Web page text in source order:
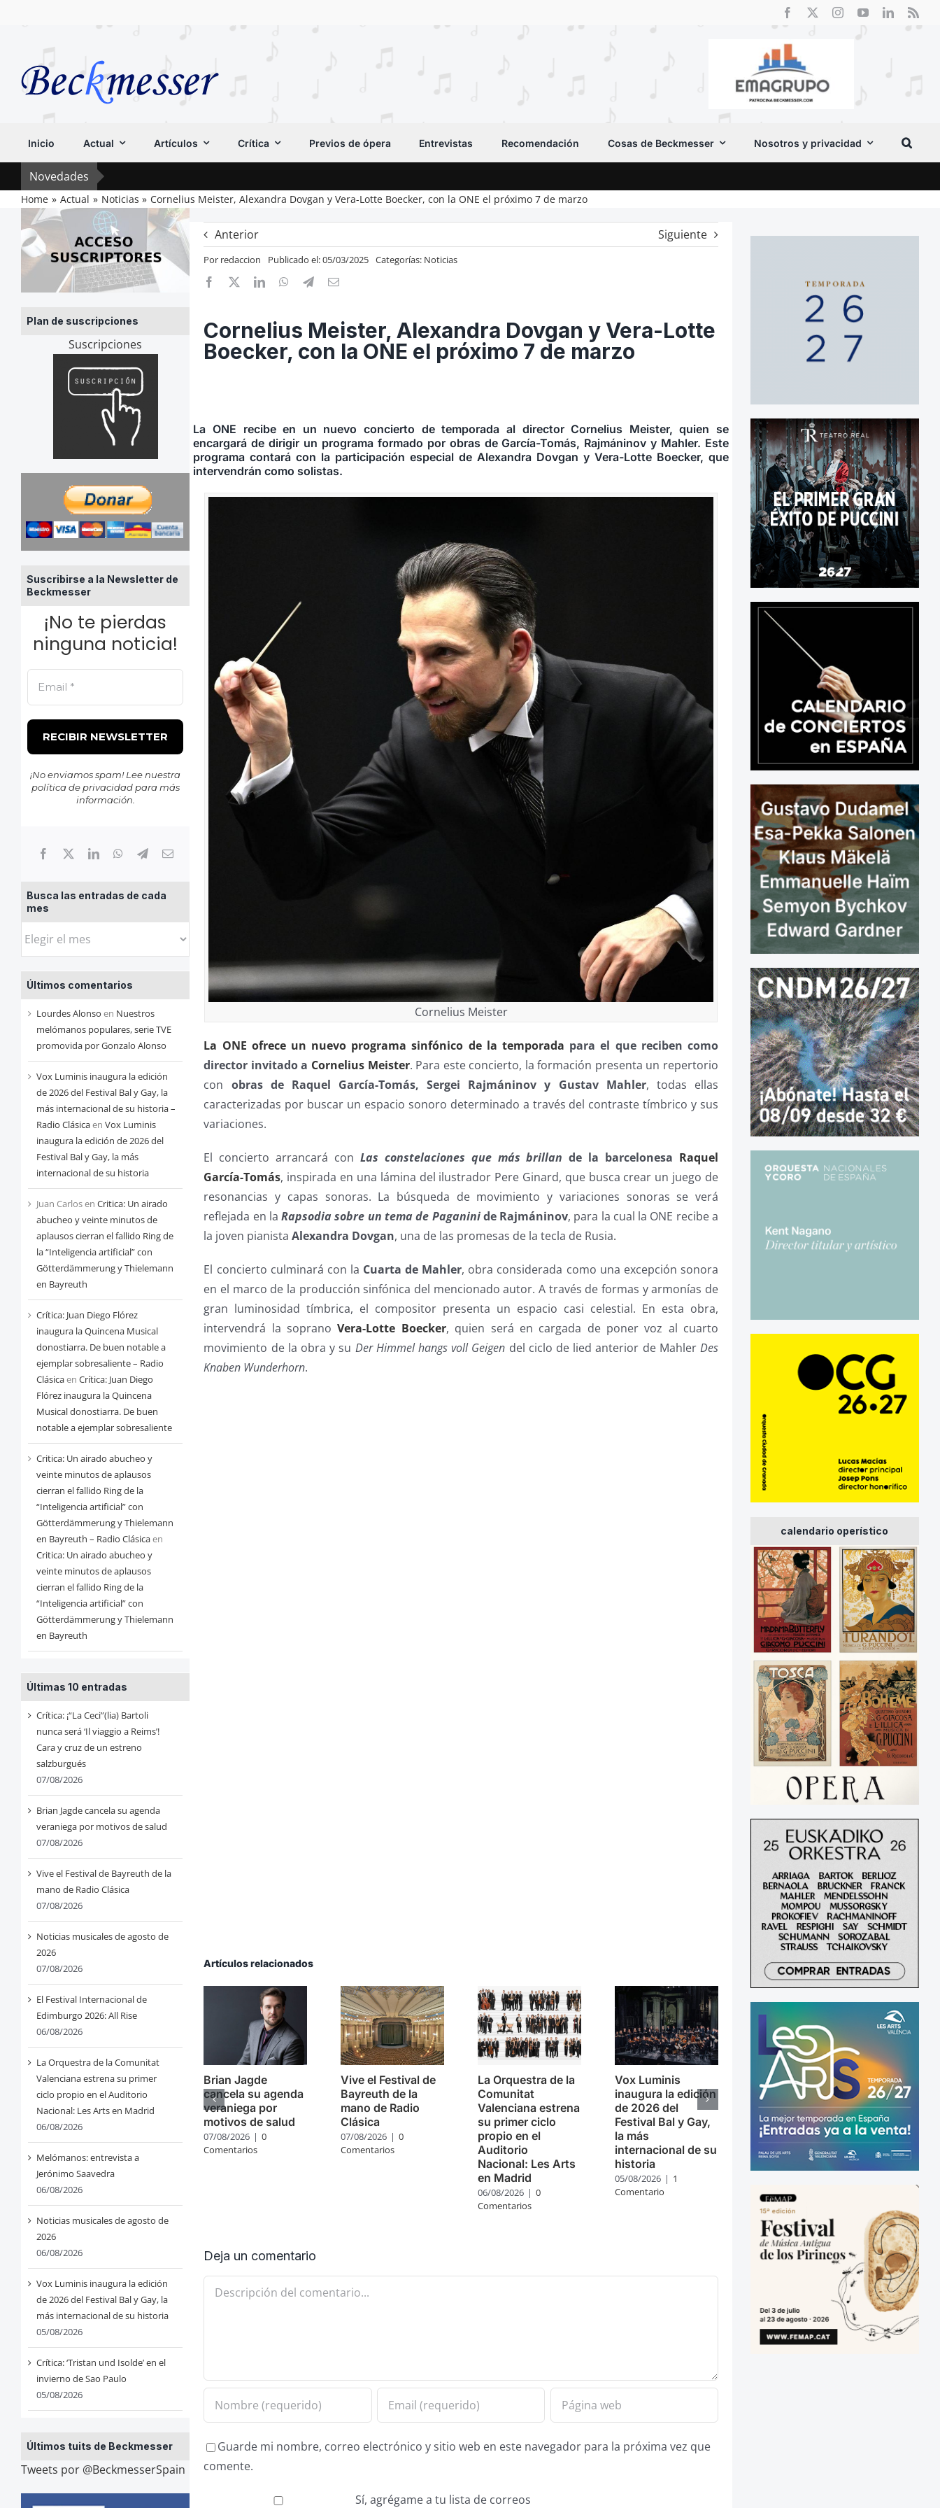
Inicio Actual Artículos Crítica Previos de ópera Entrevistas Recomendación Cosas de Beckmesser Nosotros y privacidad
Novedades
Home Actual Noticias Cornelius Meister, Alexandra Dovgan y Vera-Lotte Boecker, con la ONE el próximo 7 de marzo
Plan de suscripciones
Suscripciones
Suscribirse a la Newsletter de
Beckmesser
¡No te pierdas
ninguna noticia!
¡No enviamos spam! Lee nuestra
política de privacidadpara más
información.
Busca las entradas de cada
mes
Busca
entradas
de
cada
mes
Últimos comentarios
Lourdes Alonso en Nuestros
melómanos populares, serie TVE
promovida por Gonzalo Alonso
Vox Luminis inaugura la edición
de 2026 del Festival Bal y Gay, la
más internacional de su historia –
Radio Clásicaen Vox Luminis
inaugura la edición de 2026 del
Festival Bal y Gay, la más
internacional de su historia
Juan Carlosen Critica: Un airado
abucheo y veinte minutos de
aplausos cierran el fallido Ring de
la “Inteligencia artificial” con
Götterdämmerung y Thielemann
en Bayreuth
Crítica: Juan Diego Flórez
inaugura la Quincena Musical
donostiarra. De buen notable a
ejemplar sobresaliente – Radio
Clásicaen Crítica: Juan Diego
Flórez inaugura la Quincena
Musical donostiarra. De buen
notable a ejemplar sobresaliente
Critica: Un airado abucheo y
veinte minutos de aplausos
cierran el fallido Ring de la
“Inteligencia artificial” con
Götterdämmerung y Thielemann
en Bayreuth – Radio Clásicaen
Critica: Un airado abucheo y
veinte minutos de aplausos
cierran el fallido Ring de la
“Inteligencia artificial” con
Götterdämmerung y Thielemann
en Bayreuth
Últimas 10 entradas
Crítica: ¡“La Ceci”(lia) Bartoli
nunca será ‘Il viaggio a Reims’!
Cara y cruz de un estreno
salzburgués
07/08/2026
Brian Jagde cancela su agenda
veraniega por motivos de salud
07/08/2026
Vive el Festival de Bayreuth de la
mano de Radio Clásica
07/08/2026
Noticias musicales de agosto de
2026
07/08/2026
El Festival Internacional de
Edimburgo 2026: All Rise
06/08/2026
La Orquestra de la Comunitat
Valenciana estrena su primer
ciclo propio en el Auditorio
Nacional: Les Arts en Madrid
06/08/2026
Melómanos: entrevista a
Jerónimo Saavedra
06/08/2026
Noticias musicales de agosto de
2026
06/08/2026
Vox Luminis inaugura la edición
de 2026 del Festival Bal y Gay, la
más internacional de su historia
05/08/2026
Crítica: ‘Tristan und Isolde’ en el
invierno de Sao Paulo
05/08/2026
Últimos tuits de Beckmesser
Tweets por @BeckmesserSpain
Anterior Siguiente
Por redaccion Publicado el: 05/03/2025 Categorías: Noticias
Cornelius Meister, Alexandra Dovgan y Vera-Lotte
Boecker, con la ONE el próximo 7 de marzo
La ONE recibe en un nuevo concierto de temporada al director Cornelius Meister, quien se
encargará de dirigir un programa formado por obras de García-Tomás, Rajmáninov y Mahler. Este
programa contará con la participación especial de Alexandra Dovgan y Vera-Lotte Boecker, que
intervendrán como solistas.
Cornelius Meister
La ONE ofrece un nuevo programa sinfónico de la temporada para el que reciben como
director invitado a Cornelius Meister. Para este concierto, la formación presenta un repertorio
con obras de Raquel García-Tomás, Sergei Rajmáninov y Gustav Mahler, todas ellas
caracterizadas por buscar un espacio sonoro determinado a través del contraste tímbrico y sus
variaciones.
El concierto arrancará con Las constelaciones que más brillan de la barcelonesa Raquel
García-Tomás, inspirada en una lámina del ilustrador Pere Ginard, que busca crear un juego de
resonancias y capas sonoras. La búsqueda de movimiento y variaciones sonoras se verá
reflejada en laRapsodia sobre un tema de Paganinide Rajmáninov, para la cual la ONE recibe a
la joven pianistaAlexandra Dovgan, una de las promesas de la tecla de Rusia.
El concierto culminará con la Cuarta de Mahler, obra considerada como una excepción sonora
en el marco de la producción sinfónica del mencionado autor. A través de formas y armonías de
gran luminosidad tímbrica, el compositor presenta un espacio casi celestial. En esta obra,
intervendrá la sopranoVera-Lotte Boecker, quien será en cargada de poner voz al cuarto
movimiento de la obra y su Der Himmel hangs voll Geigen del ciclo de lied anterior de Mahler Des
Knaben Wunderhorn.
Artículos relacionados
Brian Jagde
cancela su agenda
veraniega por
motivos de salud
07/08/2026 | 0
Comentarios
Vive el Festival de
Bayreuth de la
mano de Radio
Clásica
07/08/2026 | 0
Comentarios
La Orquestra de la
Comunitat
Valenciana estrena
su primer ciclo
propio en el
Auditorio
Nacional: Les Arts
en Madrid
06/08/2026 | 0
Comentarios
Vox Luminis
inaugura la edición
de 2026 del
Festival Bal y Gay,
la más
internacional de su
historia
05/08/2026 | 1
Comentario
Deja un comentario
Comentario
Guarde mi nombre, correo electrónico y sitio web en este navegador para la próxima vez que
comente.
Sí, agrégame a tu lista de correos
calendario operístico